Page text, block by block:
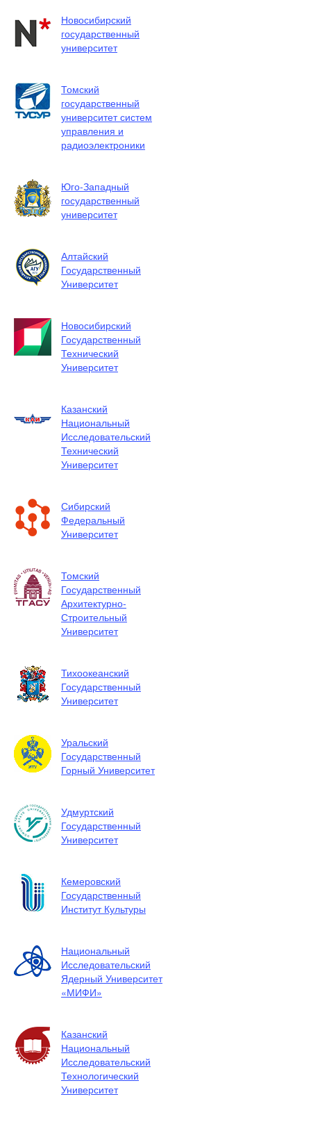
Новосибирский
государственный
университет
Томский
государственный
университет систем
управления и
радиоэлектроники
Юго-Западный
государственный
университет
Алтайский
Государственный
Университет
Новосибирский
Государственный
Технический
Университет
Казанский
Национальный
Исследовательский
Технический
Университет
Сибирский
Федеральный
Университет
Томский
Государственный
Архитектурно-
Строительный
Университет
Тихоокеанский
Государственный
Университет
Уральский
Государственный
Горный Университет
Удмуртский
Государственный
Университет
Кемеровский
Государственный
Институт Культуры
Национальный
Исследовательский
Ядерный Университет
«МИФИ»
Казанский
Национальный
Исследовательский
Технологический
Университет